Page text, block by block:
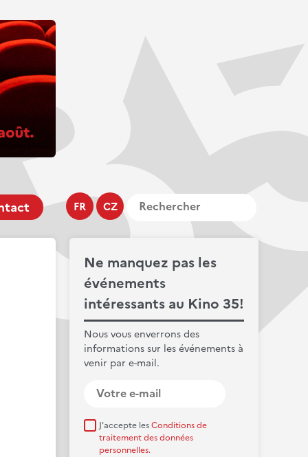
FR CZ
Ne manquez pas les
événements
intéressants au Kino 35!
Nous vous enverrons des
informations sur les événements à
venir par e-mail.
J'accepte lesConditions de
traitement des données
personnelles.